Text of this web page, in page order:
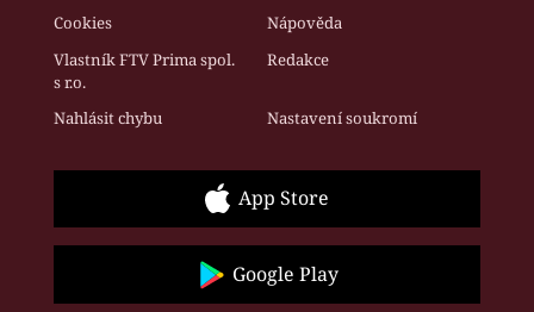
Cookies
Nápověda
Vlastník FTV Prima spol.
s r.o.
Redakce
Nahlásit chybu Nastavení soukromí
App Store
Google Play